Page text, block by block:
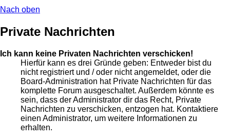
Nach oben
Private Nachrichten
Ich kann keine Privaten Nachrichten verschicken!
Hierfür kann es drei Gründe geben: Entweder bist du
nicht registriert und / oder nicht angemeldet, oder die
Board-Administration hat Private Nachrichten für das
komplette Forum ausgeschaltet. Außerdem könnte es
sein, dass der Administrator dir das Recht, Private
Nachrichten zu verschicken, entzogen hat. Kontaktiere
einen Administrator, um weitere Informationen zu
erhalten.